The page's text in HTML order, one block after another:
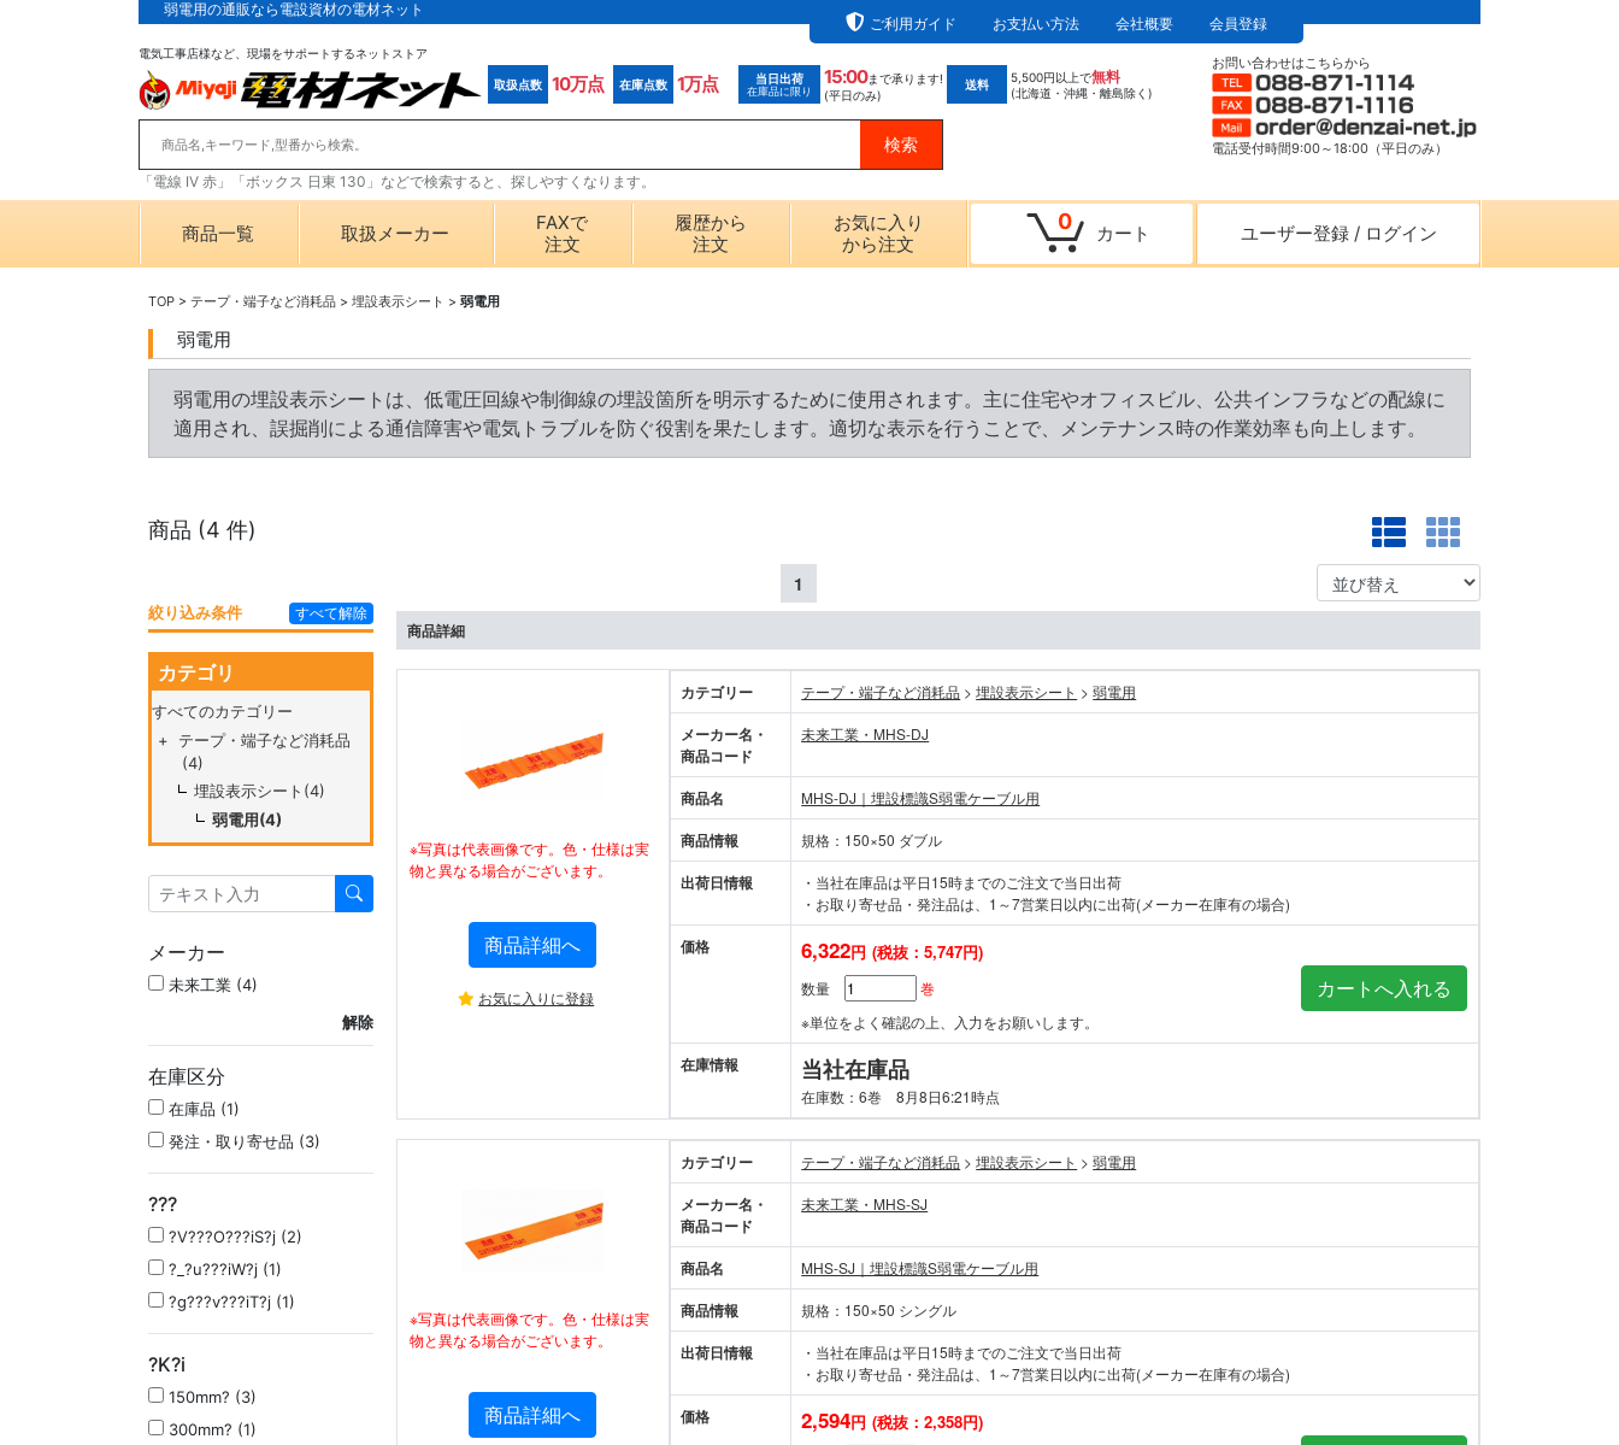
弱電用の通販なら電設資材の電材ネット
ご利用ガイド
お支払い方法 会社概要 会員登録
電気工事店様など、現場をサポートするネットストア
取扱点数 10万点 在庫点数 1万点 当日出荷
在庫品に限り
15:00まで承ります!
(平日のみ)
送料 5,500円以上で無料
(北海道・沖縄・離島除く)
「電線 IV 赤」「ボックス 日東 130」などで検索すると、探しやすくなります。
お問い合わせはこちらから
電話受付時間9:00～18:00（平日のみ）
商品一覧 取扱メーカー
FAXで
注文
履歴から
注文
お気に入り
から注文
0 カート ユーザー登録 / ログイン
TOP > テープ・端子など消耗品 > 埋設表示シート > 弱電用
弱電用
弱電用の埋設表示シートは、低電圧回線や制御線の埋設箇所を明示するために使用されます。主に住宅やオフィスビル、公共インフラなどの配線に
適用され、誤掘削による通信障害や電気トラブルを防ぐ役割を果たします。適切な表示を行うことで、メンテナンス時の作業効率も向上します。
商品 (4 件)
1
商品詳細
※写真は代表画像です。色・仕様は実
物と異なる場合がございます。
商品詳細へ
お気に入りに登録
カテゴリー テープ・端子など消耗品 > 埋設表示シート > 弱電用
メーカー名・
商品コード
未来工業・MHS-DJ
商品名 MHS-DJ｜埋設標識S弱電ケーブル用
商品情報 規格：150×50 ダブル
出荷日情報
・当社在庫品は平日15時までのご注文で当日出荷
・お取り寄せ品・発注品は、1～7営業日以内に出荷(メーカー在庫有の場合)
価格 6,322円 (税抜：5,747円)
数量
巻
※単位をよく確認の上、入力をお願いします。
在庫情報 当社在庫品
在庫数：6巻 8月8日6:21時点
※写真は代表画像です。色・仕様は実
物と異なる場合がございます。
商品詳細へ
カテゴリー テープ・端子など消耗品 > 埋設表示シート > 弱電用
メーカー名・
商品コード
未来工業・MHS-SJ
商品名 MHS-SJ｜埋設標識S弱電ケーブル用
商品情報 規格：150×50 シングル
出荷日情報
・当社在庫品は平日15時までのご注文で当日出荷
・お取り寄せ品・発注品は、1～7営業日以内に出荷(メーカー在庫有の場合)
価格 2,594円 (税抜：2,358円)
絞り込み条件 すべて解除
カテゴリ
すべてのカテゴリー
+
テープ・端子など消耗品
(4)
埋設表示シート(4)
弱電用(4)
メーカー
未来工業 (4)
解除
在庫区分
在庫品 (1)
発注・取り寄せ品 (3)
???
?V???O???iS?j (2)
?_?u???iW?j (1)
?g???v???iT?j (1)
?K?i
150mm? (3)
300mm? (1)